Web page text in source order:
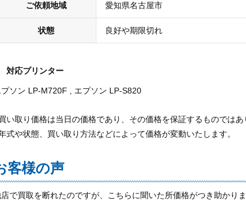
ご依頼地域 愛知県名古屋市
状態 良好や期限切れ
対応プリンター
プソン LP-M720F , エプソン LP-S820
い取り価格は当日の価格であり、その価格を保証するものではあ
式や状態、買い取り方法などによって価格が変動いたします。
客様の声
で買取を断れたのですが、こちらに聞いた所価格がつき助かり